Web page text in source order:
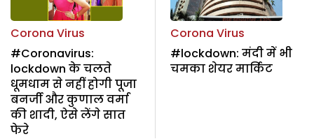
Corona Virus
#Coronavirus:
lockdown के चलते
धूमधाम से नहीं होगी पूजा
बनर्जी और कुणाल वर्मा
की शादी, ऐसे लेंगे सात
फेरे
Corona Virus
#lockdown: मंदी में भी
चमका शेयर मार्किट